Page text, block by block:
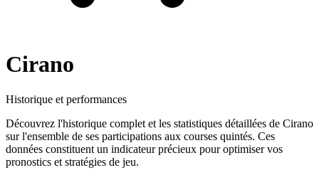
Cirano
Historique et performances
Découvrez l'historique complet et les statistiques détaillées de Cirano
sur l'ensemble de ses participations aux courses quintés. Ces
données constituent un indicateur précieux pour optimiser vos
pronostics et stratégies de jeu.